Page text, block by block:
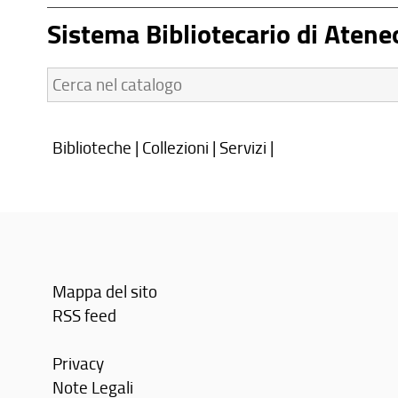
Sistema Bibliotecario di
Cerca
nel
Biblioteche | Collezioni | Servizi |
Mappa del sito
RSS feed
Privacy
Note Legali